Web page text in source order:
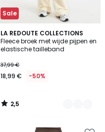
Sale
LA REDOUTE COLLECTIONS
Fleece broek met wijde pijpen en
elastische tailleband
37,99 €
18,99 € -50%
2,5
/ 5
2
Kleuren
2,5
/